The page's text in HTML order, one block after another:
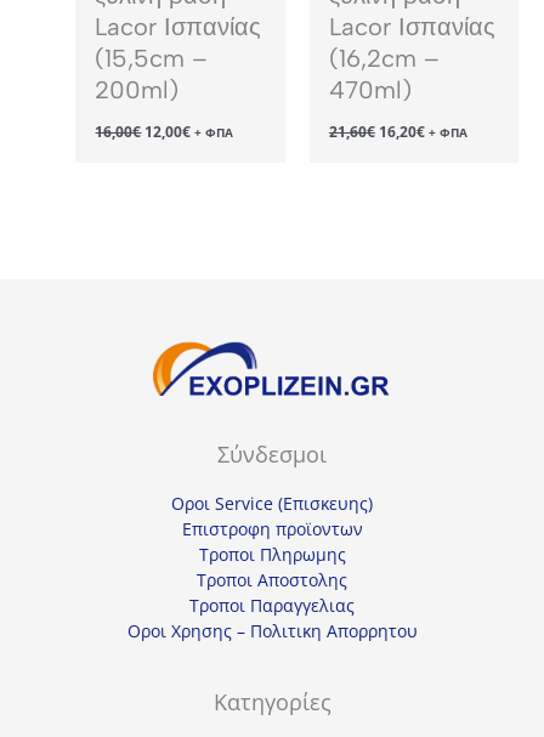
Lacor Ισπανίας
(15,5cm –
200ml)
16,00€ Original
price
12,00€Η+ ΦΠΑ
Lacor Ισπανίας
(16,2cm –
470ml)
21,60€ Original
price
16,20€Η+ ΦΠΑ
Σύνδεσμοι
Οροι Service (Επισκευης)
Επιστροφη προϊοντων
Τροποι Πληρωμης
Τροποι Αποστολης
Τροποι Παραγγελιας
Οροι Χρησης – Πολιτικη Απορρητου
Κατηγορίες